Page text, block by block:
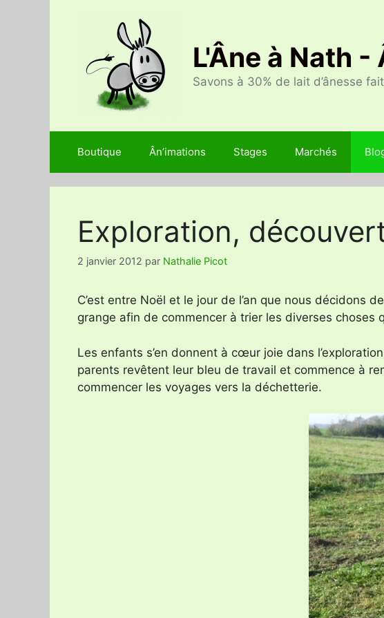
L'Âne à Nath
Savons à 30% de lait d’ânesse
Boutique Ân’imations Stages Marchés
Exploration,
2 janvier 2012 par Nathalie Picot
C’est entre Noël et le jour de l’an que nous décidons
grange afin de commencer à trier les diverses choses
Les enfants s’en donnent à cœur joie dans
parents revêtent leur bleu de travail et commence à
commencer les voyages vers la déchetterie.